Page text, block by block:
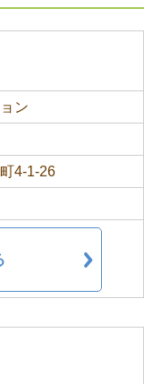
ン
4-1-26